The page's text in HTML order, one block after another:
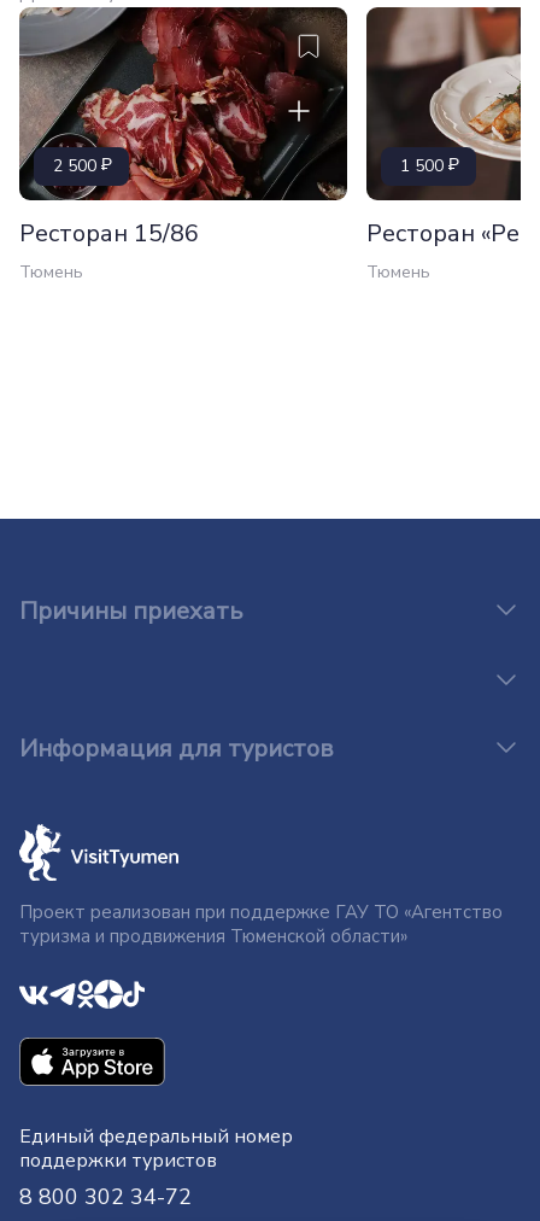
2 500
Ресторан 15/86
Тюмень
1 500
Ресторан
Тюмень
Причины приехать
Информация для туристов
Проект реализован при поддержке ГАУ ТО «Агентство
туризма и продвижения Тюменской области»
Единый федеральный номер
поддержки туристов
8 800 302 34-72